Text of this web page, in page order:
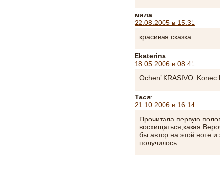
мила:
22.08.2005 в 15:31
красивая сказка
Ekaterina:
18.05.2006 в 08:41
Ochen’ KRASIVO.
Тася:
21.10.2006 в 16:14
Прочитала первую
восхищаться,какая
бы автор на этой ноте
получилось.